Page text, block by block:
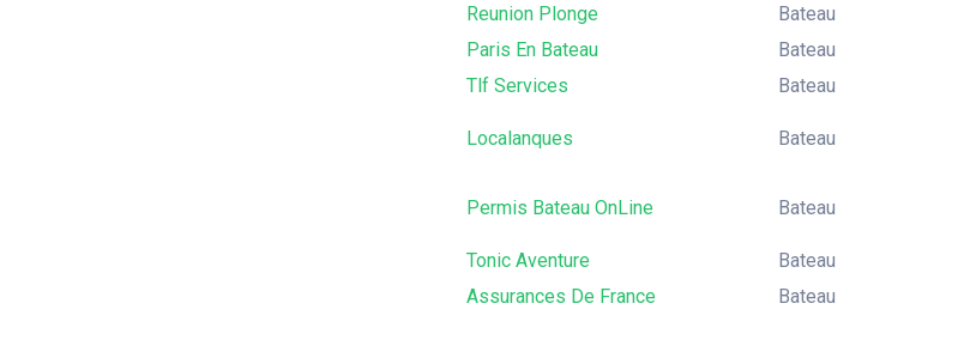
Reunion Plonge
Bateau
Paris En Bateau
Bateau
Tlf Services
Bateau
Localanques Bateau
Permis Bateau OnLine Bateau
Tonic Aventure
Bateau
Assurances De France
Bateau